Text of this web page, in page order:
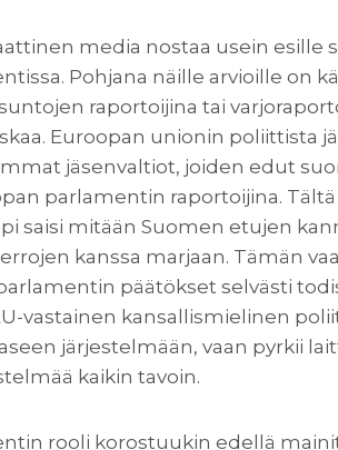
media nostaa usein esille
Pohjana näille arvioille on
raportoijina tai
Euroopan unionin poliittista
jäsenvaltiot, joiden edut
parlamentin raportoijina.
saisi mitään Suomen etujen
kanssa marjaan. Tämän
päätökset selvästi
vastainen kansallismielinen
järjestelmään, vaan pyrkii
kaikin tavoin.
rooli korostuukin edellä